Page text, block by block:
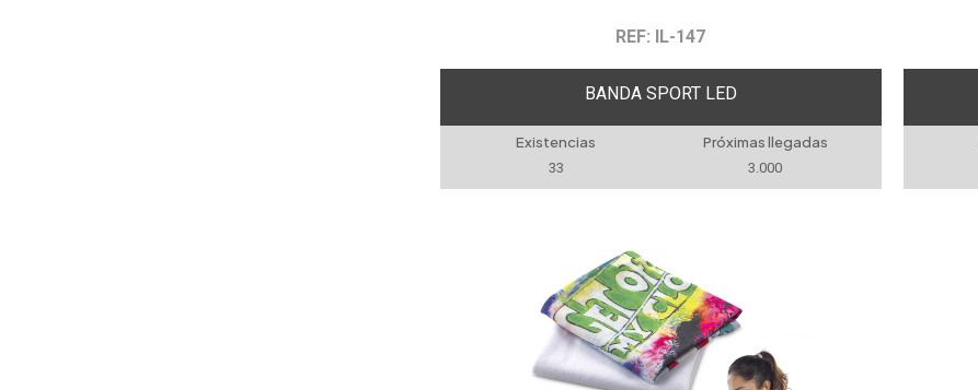
REF: IL-147
BANDA SPORT LED
Existencias
33
Próximas llegadas
3.000